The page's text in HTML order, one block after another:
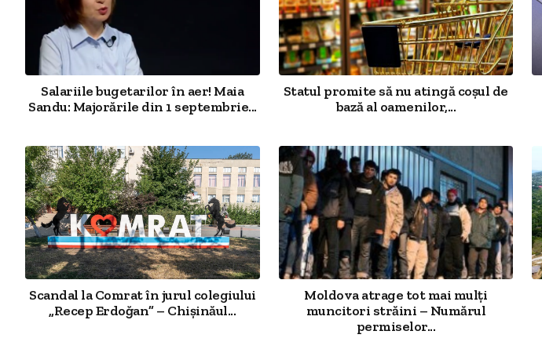
Salariile bugetarilor în aer! Maia
Sandu: Majorările din 1 septembrie...
Statul promite să nu atingă coșul de
bază al oamenilor,...
Scandal la Comrat în jurul colegiului
„Recep Erdoğan” – Chișinăul...
Moldova atrage tot mai mulți
muncitori străini – Numărul
permiselor...